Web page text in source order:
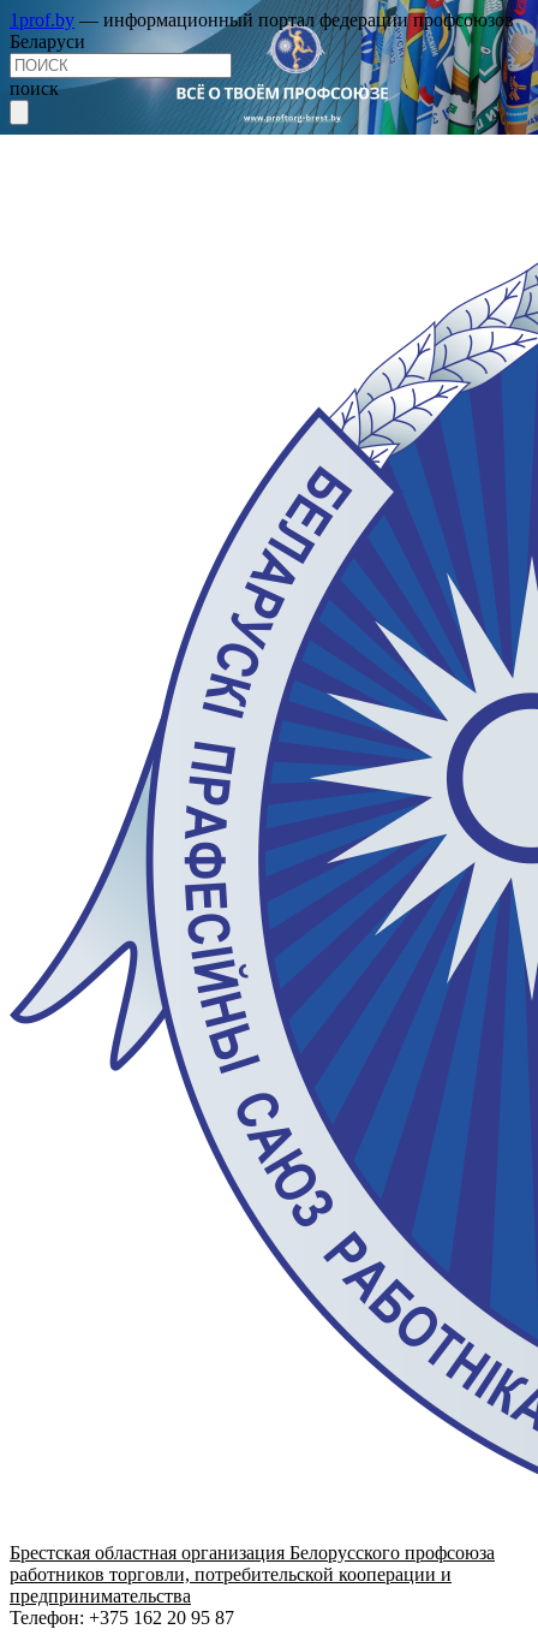
1prof.by — информационный портал федерации профсоюзов
Беларуси
поиск
Брестская областная организация Белорусского профсоюза
работников торговли, потребительской кооперации и
предпринимательства
Телефон: +375 162 20 95 87